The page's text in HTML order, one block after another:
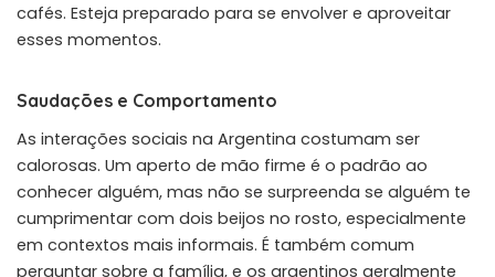
cafés. Esteja preparado para se envolver e aproveitar
esses momentos.
Saudações e Comportamento
As interações sociais na Argentina costumam ser
calorosas. Um aperto de mão firme é o padrão ao
conhecer alguém, mas não se surpreenda se alguém te
cumprimentar com dois beijos no rosto, especialmente
em contextos mais informais. É também comum
perguntar sobre a família, e os argentinos geralmente